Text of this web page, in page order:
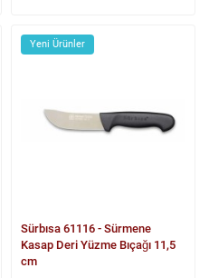
Yeni Ürünler
Sürbısa 61116 - Sürmene
Kasap Deri Yüzme Bıçağı 11,5
cm